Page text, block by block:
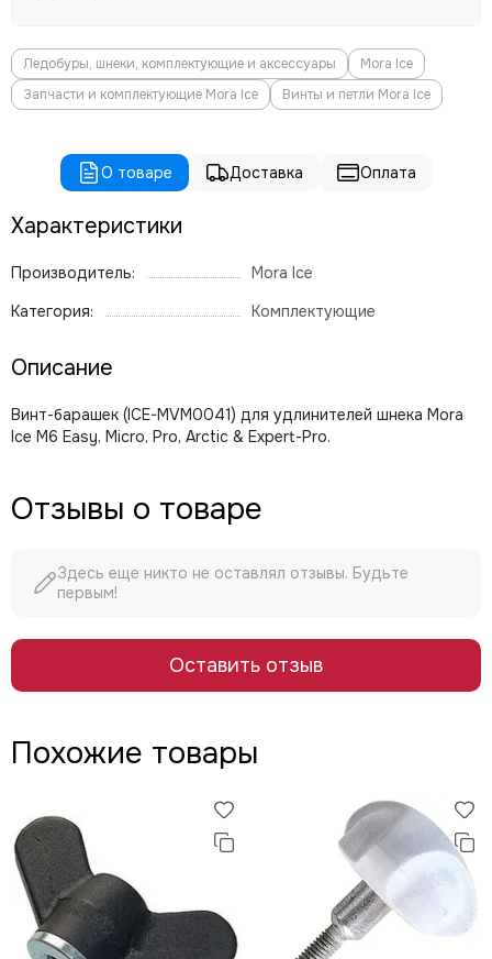
Ледобуры, шнеки, комплектующие и аксессуары
Mora Ice
Запчасти и комплектующие Mora Ice
Винты и петли Mora Ice
О товаре Доставка Оплата
Характеристики
Производитель:
Mora Ice
Категория:
Комплектующие
Описание
Винт-барашек (ICE-MVM0041) для удлинителей шнека Mora
Ice М6 Easy, Micro, Pro, Arctic & Expert-Pro.
Отзывы о товаре
Здесь еще никто не оставлял отзывы. Будьте
первым!
Оставить отзыв
Похожие товары